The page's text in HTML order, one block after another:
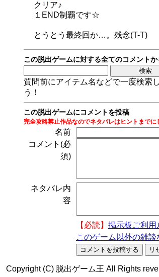
クリア♪
１END制覇です☆
とうとう最終回か…。残念(T-T)
この脱出ゲームに対する全てのコメント
質問前にアイテム名などで一度検索
う！
この脱出ゲームにコメントを投稿
完全攻略禁止作品なのでネタバレはヒントまでに
名前
コメント(必
須)
ネタバレ内
容
【必読】 掲示板ご利用
このゲーム以外の雑談
Copyright (C) 脱出ゲーム王 All Rights